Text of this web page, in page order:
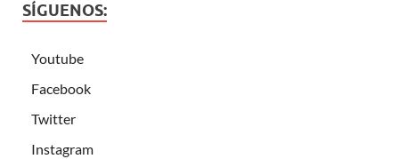
SÍGUENOS:
Youtube
Facebook
Twitter
Instagram